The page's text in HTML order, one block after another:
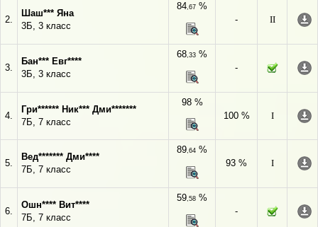
2.
Шаш*** Яна
3Б, 3 класс
84,67 %
-
II
3.
Бан*** Евг****
3Б, 3 класс
68,33 %
-
4.
Гри****** Ник*** Дми*******
7Б, 7 класс
98 %
100 %
I
5.
Вед******* Дми****
7Б, 7 класс
89,64 %
93 %
I
6.
Ошн**** Вит****
7Б, 7 класс
59,58 %
-